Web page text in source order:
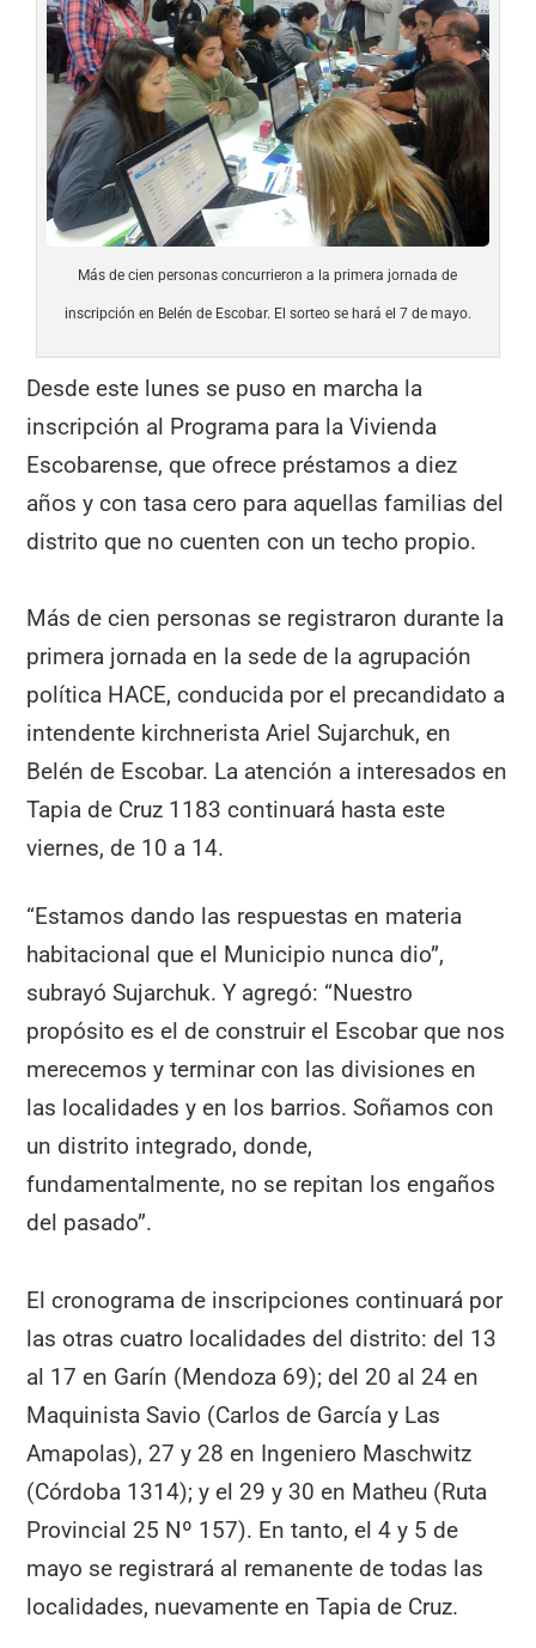
Más de cien personas concurrieron a la primera jornada de
inscripción en Belén de Escobar. El sorteo se hará el 7 de mayo.
Desde este lunes se puso en marcha la
inscripción al Programa para la Vivienda
Escobarense, que ofrece préstamos a diez
años y con tasa cero para aquellas familias del
distrito que no cuenten con un techo propio.
Más de cien personas se registraron durante la
primera jornada en la sede de la agrupación
política HACE, conducida por el precandidato a
intendente kirchnerista Ariel Sujarchuk, en
Belén de Escobar. La atención a interesados en
Tapia de Cruz 1183 continuará hasta este
viernes, de 10 a 14.
“Estamos dando las respuestas en materia
habitacional que el Municipio nunca dio”,
subrayó Sujarchuk. Y agregó: “Nuestro
propósito es el de construir el Escobar que nos
merecemos y terminar con las divisiones en
las localidades y en los barrios. Soñamos con
un distrito integrado, donde,
fundamentalmente, no se repitan los engaños
del pasado”.
El cronograma de inscripciones continuará por
las otras cuatro localidades del distrito: del 13
al 17 en Garín (Mendoza 69); del 20 al 24 en
Maquinista Savio (Carlos de García y Las
Amapolas), 27 y 28 en Ingeniero Maschwitz
(Córdoba 1314); y el 29 y 30 en Matheu (Ruta
Provincial 25 Nº 157). En tanto, el 4 y 5 de
mayo se registrará al remanente de todas las
localidades, nuevamente en Tapia de Cruz.